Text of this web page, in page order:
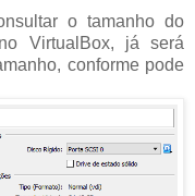
o tamanho do
VirtualBox, já será
conforme pode